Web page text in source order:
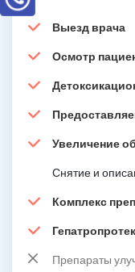
Выезд врача
Осмотр
Увеличение
Снятие и
Комплекс
Препараты